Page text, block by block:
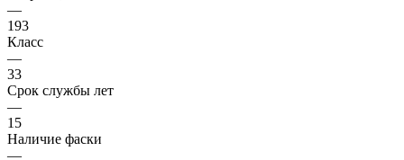
—
193
Класс
—
33
Срок службы лет
—
15
Наличие фаски
—